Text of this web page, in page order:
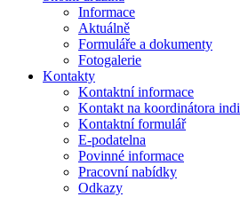
Informace
Aktuálně
Formuláře a dokumenty
Fotogalerie
Kontakty
Kontaktní informace
Kontakt na koordinátora
Kontaktní formulář
E-podatelna
Povinné informace
Pracovní nabídky
Odkazy